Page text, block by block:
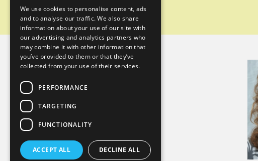
Bienvenidos!
Contacto
Mind Body Soul
Monika Hornig
Mellbystrand Sweden
0046-76-8186230
monihornig@gmail.com
GERMAN
We use cookies to personalise content, ads
and to analyse our traffic. We also share
information about your use of our site with
our advertising and analytics partners who
may combine it with other information that
you’ve provided to them or that they’ve
collected from your use of their services.
PERFORMANCE
TARGETING
FUNCTIONALITY
ACCEPT ALL DECLINE ALL